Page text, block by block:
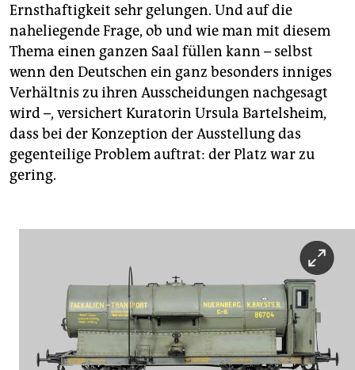
Ernsthaftigkeit sehr gelungen. Und auf die
naheliegende Frage, ob und wie man mit diesem
Thema einen ganzen Saal füllen kann – selbst
wenn den Deutschen ein ganz besonders inniges
Verhältnis zu ihren Ausscheidungen nachgesagt
wird –, versichert Kuratorin Ursula Bartelsheim,
dass bei der Konzeption der Ausstellung das
gegenteilige Problem auftrat: der Platz war zu
gering.